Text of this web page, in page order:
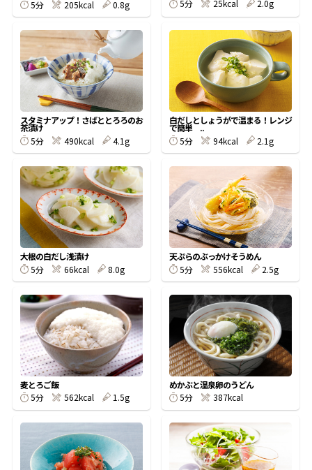
新鮮一番 『氷熟®』
『踊り節』
鰹節屋の
だしパック
だし粉
5分
205kcal 0.8g
5分
25kcal 2.0g
スタミナアップ！さばととろろのお
茶漬け
5分
490kcal 4.1g
白だしとしょうがで温まる！レンジ
で簡単 ..
5分
94kcal 2.1g
大根の白だし浅漬け
5分
66kcal 8.0g
天ぷらのぶっかけそうめん
5分
556kcal 2.5g
麦とろご飯
5分
562kcal 1.5g
めかぶと温泉卵のうどん
5分
387kcal